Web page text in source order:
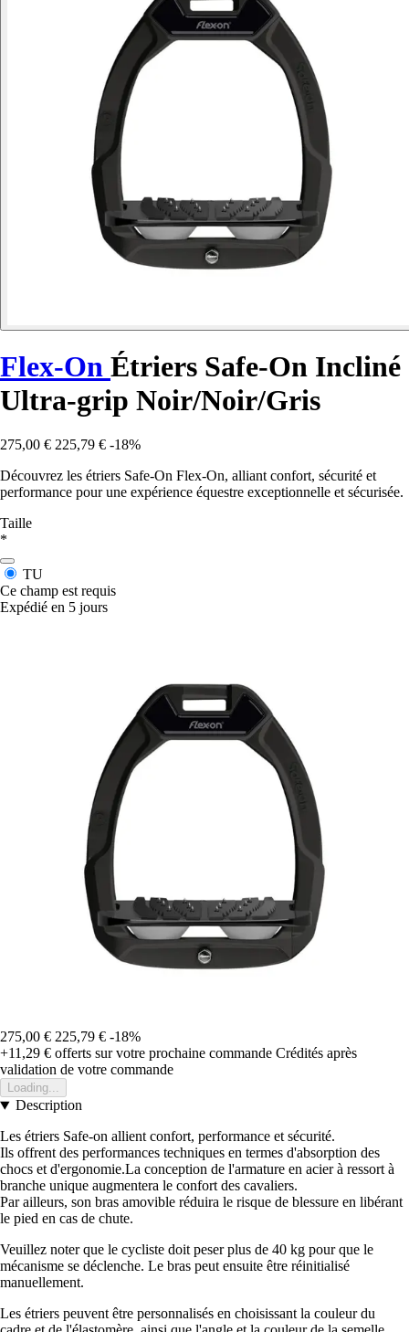
Flex-On Étriers Safe-On Incliné
Ultra-grip Noir/Noir/Gris
275,00 € 225,79 € -18%
Découvrez les étriers Safe-On Flex-On, alliant confort, sécurité et
performance pour une expérience équestre exceptionnelle et sécurisée.
Taille
*
TU
Ce champ est requis
Expédié en 5 jours
275,00 € 225,79 € -18%
+11,29 € offerts sur votre prochaine commande Crédités après
validation de votre commande
Loading...
Description
Les étriers Safe-on allient confort, performance et sécurité.
Ils offrent des performances techniques en termes d'absorption des
chocs et d'ergonomie.La conception de l'armature en acier à ressort à
branche unique augmentera le confort des cavaliers.
Par ailleurs, son bras amovible réduira le risque de blessure en libérant
le pied en cas de chute.
Veuillez noter que le cycliste doit peser plus de 40 kg pour que le
mécanisme se déclenche. Le bras peut ensuite être réinitialisé
manuellement.
Les étriers peuvent être personnalisés en choisissant la couleur du